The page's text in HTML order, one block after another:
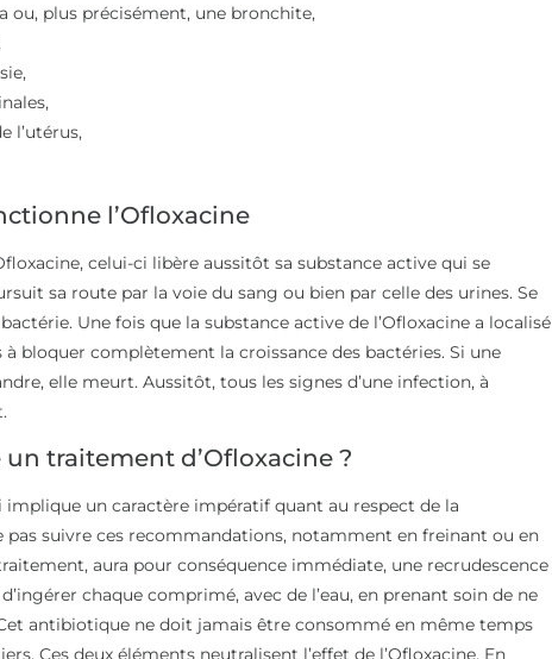
plus précisément, une bronchite,
l’utérus,
l’Ofloxacine
celui-ci libère aussitôt sa substance active qui se
sa route par la voie du sang ou bien par celle des urines. Se
Une fois que la substance active de l’Ofloxacine a localisé
bloquer complètement la croissance des bactéries. Si une
elle meurt. Aussitôt, tous les signes d’une infection, à
traitement d’Ofloxacine ?
implique un caractère impératif quant au respect de la
suivre ces recommandations, notamment en freinant ou en
aura pour conséquence immédiate, une recrudescence
chaque comprimé, avec de l’eau, en prenant soin de ne
antibiotique ne doit jamais être consommé en même temps
Ces deux éléments neutralisent l’effet de l’Ofloxacine. En